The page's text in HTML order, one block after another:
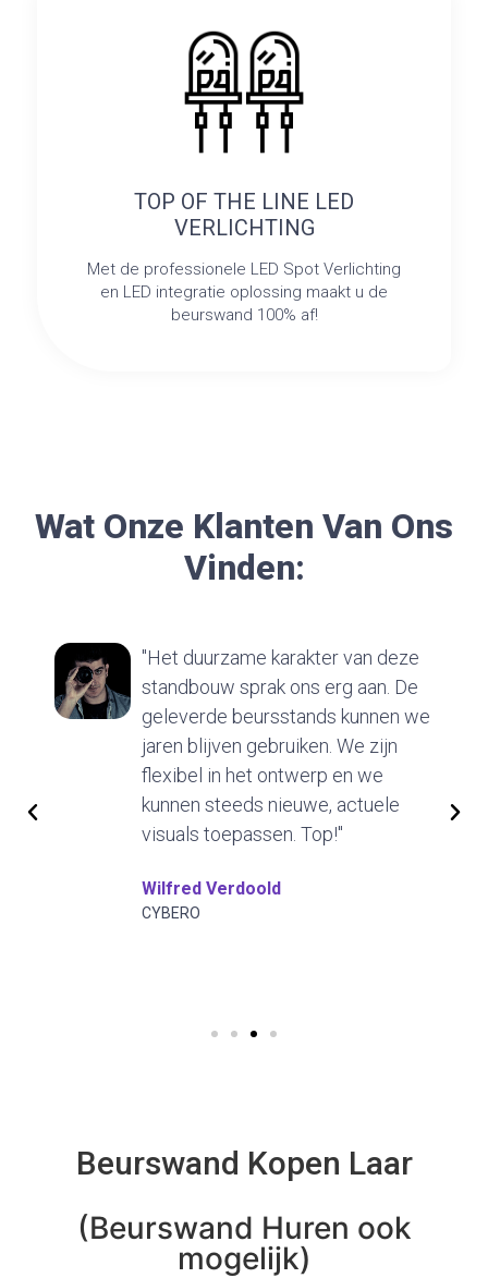
TOP OF THE LINE LED
VERLICHTING
Met de professionele LED Spot Verlichting
en LED integratie oplossing maakt u de
beurswand 100% af!
Wat Onze Klanten Van Ons
Vinden:
"Het duurzame karakter van deze
standbouw sprak ons erg aan. De
geleverde beursstands kunnen we
jaren blijven gebruiken. We zijn
flexibel in het ontwerp en we
kunnen steeds nieuwe, actuele
visuals toepassen. Top!"
Wilfred Verdoold
CYBERO
Beurswand Kopen Laar
(Beurswand Huren ook
mogelijk)